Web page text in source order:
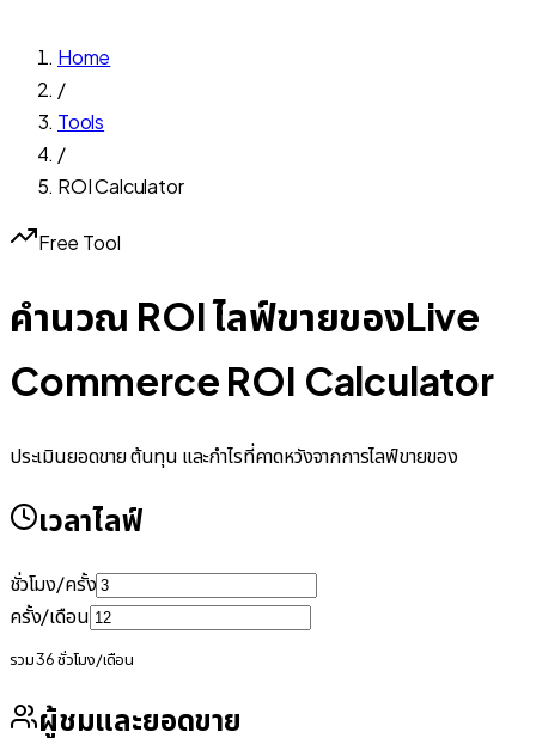
Home
/
Tools
/
ROI Calculator
Free Tool
คำนวณ ROI ไลฟ์ขายของLive
Commerce ROI Calculator
ประเมินยอดขาย ต้นทุน และกำไรที่คาดหวังจากการไลฟ์ขายของ
เวลาไลฟ์
ชั่วโมง/ครั้ง
ครั้ง/เดือน
รวม36ชั่วโมง/เดือน
ผู้ชมและยอดขาย